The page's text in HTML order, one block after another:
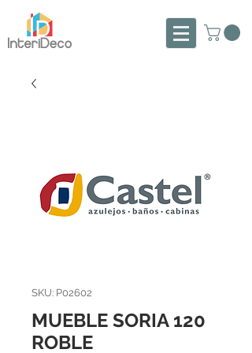
SKU: P02602
MUEBLE SORIA 120
ROBLE